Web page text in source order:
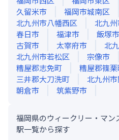
久留米市
福岡市城南区
北九州市八幡西区
北九
春日市
福津市 飯塚市
古賀市
太宰府市
北
北九州市若松区
宗像市
糟屋郡志免町
糟屋郡篠
三井郡大刀洗町
北九州
朝倉市
筑紫野市
福岡県のウィークリー・マン
駅一覧から探す